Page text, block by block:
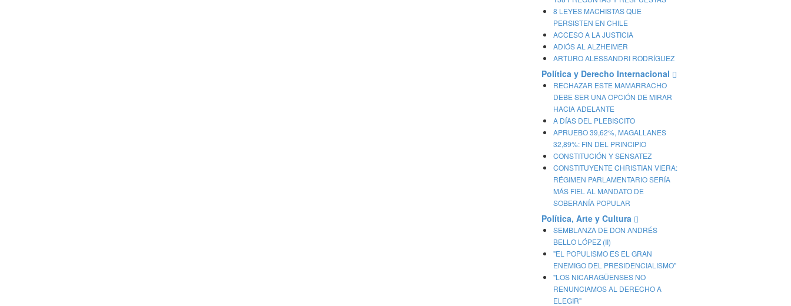
8 LEYES MACHISTAS QUE
PERSISTEN EN CHILE
ACCESO A LA JUSTICIA
ADIÓS AL ALZHEIMER
ARTURO ALESSANDRI RODRÍGUEZ
Política y Derecho Internacional
RECHAZAR ESTE MAMARRACHO
DEBE SER UNA OPCIÓN DE MIRAR
HACIA ADELANTE
A DÍAS DEL PLEBISCITO
APRUEBO 39,62%, MAGALLANES
32,89%: FIN DEL PRINCIPIO
CONSTITUCIÓN Y SENSATEZ
CONSTITUYENTE CHRISTIAN VIERA:
RÉGIMEN PARLAMENTARIO SERÍA
MÁS FIEL AL MANDATO DE
SOBERANÍA POPULAR
Política, Arte y Cultura
SEMBLANZA DE DON ANDRÉS
BELLO LÓPEZ (II)
"EL POPULISMO ES EL GRAN
ENEMIGO DEL PRESIDENCIALISMO"
"LOS NICARAGÜENSES NO
RENUNCIAMOS AL DERECHO A
ELEGIR"